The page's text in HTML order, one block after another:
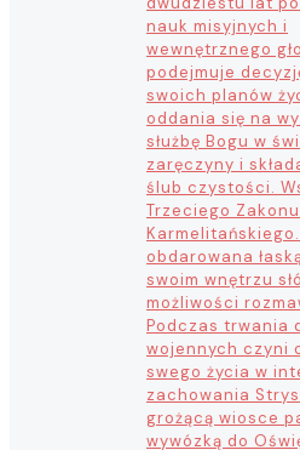
nauk misyjnych i
wewnętrznego
podejmuje
swoich planów
oddania się na
służbę Bogu w
zaręczyny i
ślub czystości.
Trzeciego Zakonu
obdarowana
swoim wnętrzu
możliwości
Podczas trwania
wojennych czyni
swego życia w
zachowania
grożącą wiosce
wywózką do